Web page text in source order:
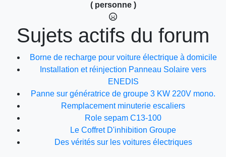
( personne )
Sujets actifs du forum
Borne de recharge pour voiture électrique à domicile
Installation et réinjection Panneau Solaire vers
ENEDIS
Panne sur génératrice de groupe 3 KW 220V mono.
Remplacement minuterie escaliers
Role sepam C13-100
Le Coffret D'inhibition Groupe
Des vérités sur les voitures électriques